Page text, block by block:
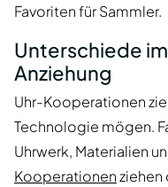
Favoriten für Sammler.
Unterschiede
Anziehung
Uhr-Kooperationen
Technologie mögen.
Uhrwerk, Materialien
Kooperationenziehen